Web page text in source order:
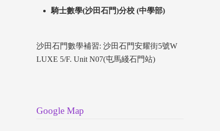
騎士數學(沙田石門)分校 (中學部)
沙田石門數學補習: 沙田石門安耀街5號W
LUXE 5/F. Unit N07(屯馬綫石門站)
Google Map